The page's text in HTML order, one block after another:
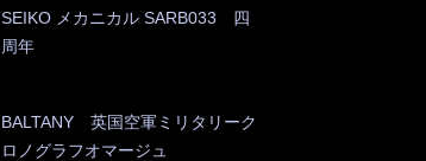
SEIKO メカニカル SARB033 四
周年
BALTANY 英国空軍ミリタリーク
ロノグラフオマージュ